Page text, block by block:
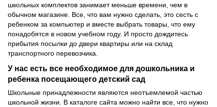
школьных комплектов занимает меньше времени, чем в
обычном магазине. Все, что вам нужно сделать, это сесть с
ребенком за компьютер и вместе выбрать товары, что ему
понадобятся в новом учебном году. И просто дождитесь
прибытия посылки до двери квартиры или на склад
транспортного перевозчика.
У нас есть все необходимое для дошкольника и
ребенка посещающего детский сад
Школьные принадлежности являются неотъемлемой частью
школьной жизни. В каталоге сайта можно найти все, что нужно